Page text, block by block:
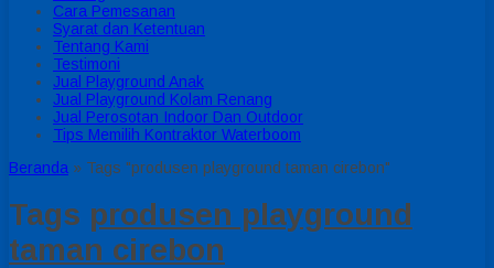
Cara Pemesanan
Syarat dan Ketentuan
Tentang Kami
Testimoni
Jual Playground Anak
Jual Playground Kolam Renang
Jual Perosotan Indoor Dan Outdoor
Tips Memilih Kontraktor Waterboom
Beranda » Tags "produsen playground taman cirebon"
Tags produsen playground
taman cirebon